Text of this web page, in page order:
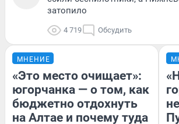
затопило
4 719 Обсудить
МНЕНИЕ
«Это место очищает»:
югорчанка — о том, как
бюджетно отдохнуть
на Алтае и почему туда